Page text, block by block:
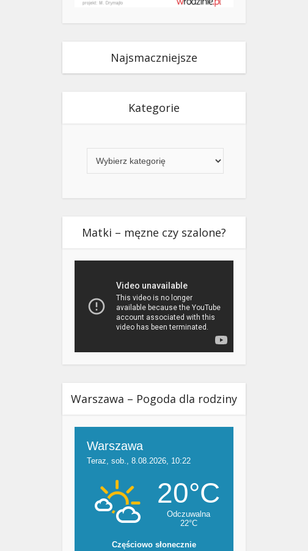
Najsmaczniejsze
Kategorie
Matki – męzne czy szalone?
Warszawa – Pogoda dla rodziny